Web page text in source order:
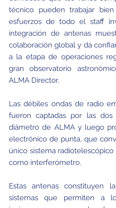
técnico pueden trabajar
esfuerzos de todo el staff
integración de antenas
colaboración global y da
a la etapa de operaciones
gran observatorio
ALMA Director.
Las débiles ondas de radio
fueron captadas por las
diámetro de ALMA y luego
electrónico de punta, que
único sistema
como interferómetro.
Estas antenas constituyen
sistemas que permiten a